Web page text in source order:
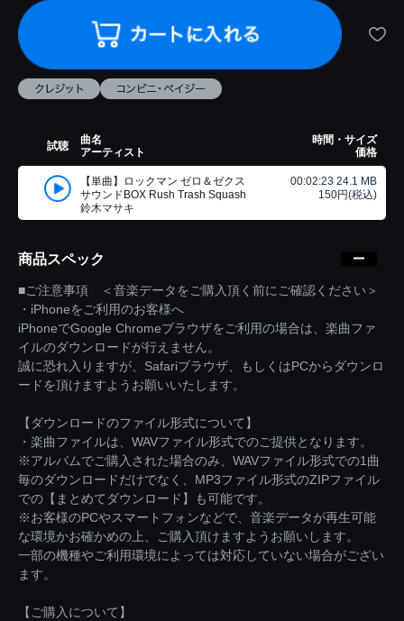
試聴
曲名
アーティスト
時間・サイズ
価格
【単曲】ロックマン ゼロ＆ゼクス
サウンドBOX Rush Trash Squash
鈴木マサキ
00:02:23 24.1 MB
150円(税込)
商品スペック
■ご注意事項 ＜音楽データをご購入頂く前にご確認ください＞
・iPhoneをご利用のお客様へ
iPhoneでGoogle Chromeブラウザをご利用の場合は、楽曲ファ
イルのダウンロードが行えません。
誠に恐れ入りますが、Safariブラウザ、もしくはPCからダウンロ
ードを頂けますようお願いいたします。
【ダウンロードのファイル形式について】
・楽曲ファイルは、WAVファイル形式でのご提供となります。
※アルバムでご購入された場合のみ、WAVファイル形式での1曲
毎のダウンロードだけでなく、MP3ファイル形式のZIPファイル
での【まとめてダウンロード】も可能です。
※お客様のPCやスマートフォンなどで、音楽データが再生可能
な環境かお確かめの上、ご購入頂けますようお願いします。
一部の機種やご利用環境によっては対応していない場合がござい
ます。
【ご購入について】